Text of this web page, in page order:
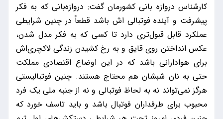
کارشناس دروازه بانی کشورمان گفت: دروازه‌بانی که به فکر
پیشرفت و آینده فوتبالی اش باشد قطعاً در چنین شرایطی
عملکرد قابل قبول‌تری دارد تا کسی که به فکر مدل شدن،
عکس انداختن روی قایق و به رخ کشیدن زندگی لاکچری‌اش
برای هوادارانی باشد که در این اوضاع اقتصادی مملکت
حتی به نان شبشان هم محتاج هستند. چنین فوتبالیستی
هرگز نمی‌تواند نه به لحاظ فوتبالی و نه از جنبه ملی یک فرد
محبوب برای طرفداران فوتبال باشد و باید تاسف خورد که